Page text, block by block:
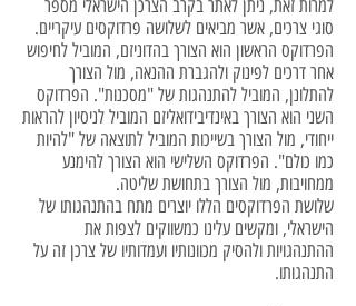
למרות זאת, ניתן לאתר בקרב הצרכן הישראלי מספר
סוגי צרכים, אשר מביאים לשלושה פרדוקסים עיקריים.
הפרדוקס הראשון הוא הצורך בהדוניזם, המוביל לחיפוש
אחר דרכים לפינוק ולהגברת ההנאה, מול הצורך
להתלונן, המוביל להתנהגות של "מסכנות". הפרדוקס
השני הוא הצורך באינדיבידואליזם המוביל לניסיון להראות
ייחודי, מול הצורך בשייכות המוביל לתוצאה של "להיות
כמו כולם". הפרדוקס השלישי הוא הצורך להימנע
ממחויבות, מול הצורך בתחושת שליטה.
שלושת הפרדוקסים הללו יוצרים מתח בהתנהגותו של
הישראלי, ומקשים עלינו כמשווקים לצפות את
ההתנהגויות ולהסיק מכוונותיו ועמדותיו של צרכן זה על
התנהגותו.